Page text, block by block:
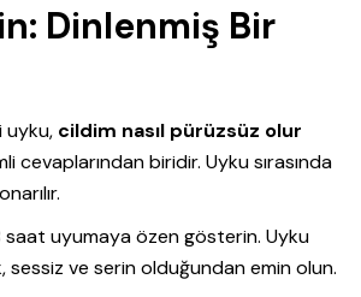
Dinlenmiş Bir
uyku, cildim nasıl pürüzsüz olur
cevaplarından biridir. Uyku sırasında
uyumaya özen gösterin. Uyku
sessiz ve serin olduğundan emin olun.